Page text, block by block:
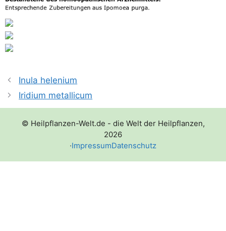
Inula helenium
Iridium metallicum
© Heilpflanzen-Welt.de - die Welt der Heilpflanzen,
2026
·ImpressumDatenschutz